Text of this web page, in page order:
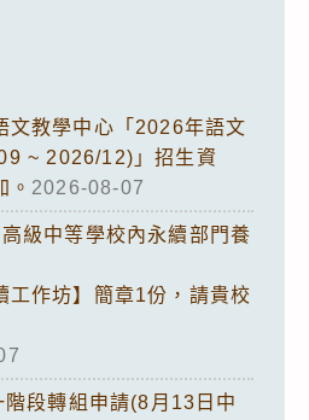
文教學中心「2026年語文
~ 2026/12)」招生資
。 2026-08-07
級中等學校內永續部門養
工作坊】簡章1份，請貴校
段轉組申請(8月13日中